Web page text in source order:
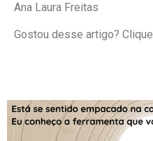
Ana Laura Freitas
Gostou desse artigo? Clique